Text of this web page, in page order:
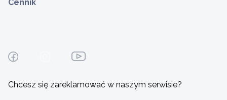
Cennik
Chcesz się zareklamować w naszym serwisie?